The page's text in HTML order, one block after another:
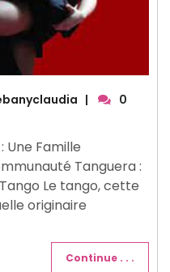
|
0
Une Famille
Tanguera :
Le tango, cette
originaire
Continue . . .